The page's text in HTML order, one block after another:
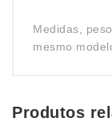
Medidas,
mesmo
Produtos